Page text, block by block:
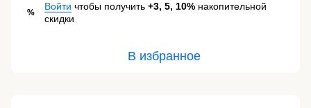
%
Войти чтобы получить +3, 5, 10% накопительной
скидки
В избранное